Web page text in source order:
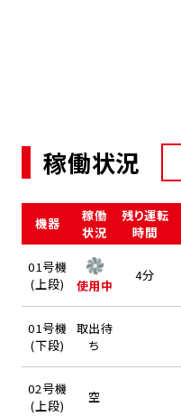
稼働状況
機器
稼働
状況
残り運転
時間
01号機
(上段)
使用中
4分
01号機
(下段)
取出待
ち
02号機
(上段)
空